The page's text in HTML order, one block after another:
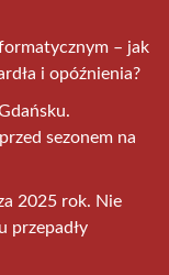
– jak
i opóźnienia?
sezonem na
2025 rok. Nie
przepadły